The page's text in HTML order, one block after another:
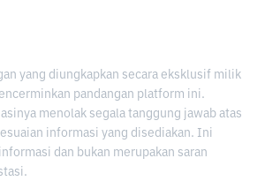
yang diungkapkan secara eksklusif milik
pandangan platform ini.
menolak segala tanggung jawab atas
informasi yang disediakan. Ini
dan bukan merupakan saran